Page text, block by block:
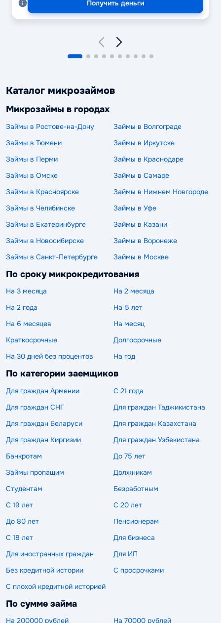
Получить деньги
Каталог микрозаймов
Микрозаймы в городах
Займы в Ростове-на-Дону
Займы в Волгограде
Займы в Тюмени
Займы в Иркутске
Займы в Перми
Займы в Краснодаре
Займы в Омске
Займы в Самаре
Займы в Красноярске
Займы в Нижнем Новгороде
Займы в Челябинске
Займы в Уфе
Займы в Екатеринбурге
Займы в Казани
Займы в Новосибирске
Займы в Воронеже
Займы в Санкт-Петербурге
Займы в Москве
По сроку микрокредитования
На 3 месяца
На 2 месяца
На 2 года
На 5 лет
На 6 месяцев
На месяц
Краткосрочные
Долгосрочные
На 30 дней без процентов
На год
По категории заемщиков
Для граждан Армении
С 21 года
Для граждан СНГ
Для граждан Таджикистана
Для граждан Беларуси
Для граждан Казахстана
Для граждан Киргизии
Для граждан Узбекистана
Банкротам
До 75 лет
Займы пропащим
Должникам
Студентам
Безработным
С 19 лет
С 20 лет
До 80 лет
Пенсионерам
С 18 лет
Для бизнеса
Для иностранных граждан
Для ИП
Без кредитной истории
С просрочками
С плохой кредитной историей
По сумме займа
На 200000 рублей На 70000 рублей